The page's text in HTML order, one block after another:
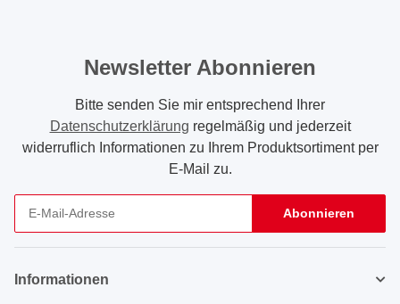
Newsletter Abonnieren
Bitte senden Sie mir entsprechend Ihrer
Datenschutzerklärung regelmäßig und jederzeit
widerruflich Informationen zu Ihrem Produktsortiment per
E-Mail zu.
Abonnieren
Informationen